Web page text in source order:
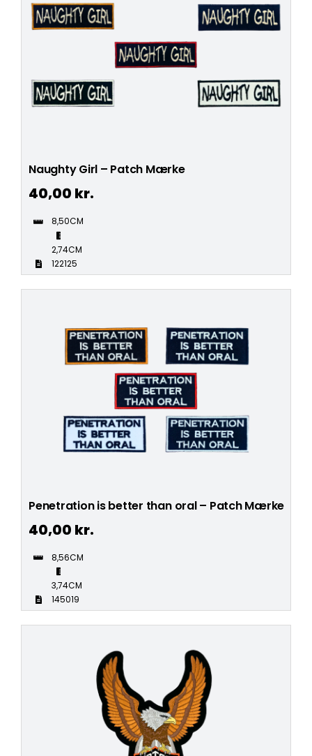
Naughty Girl – Patch Mærke
40,00 kr.
8,50CM
2,74CM
122125
Penetration is better than oral – Patch Mærke
40,00 kr.
8,56CM
3,74CM
145019